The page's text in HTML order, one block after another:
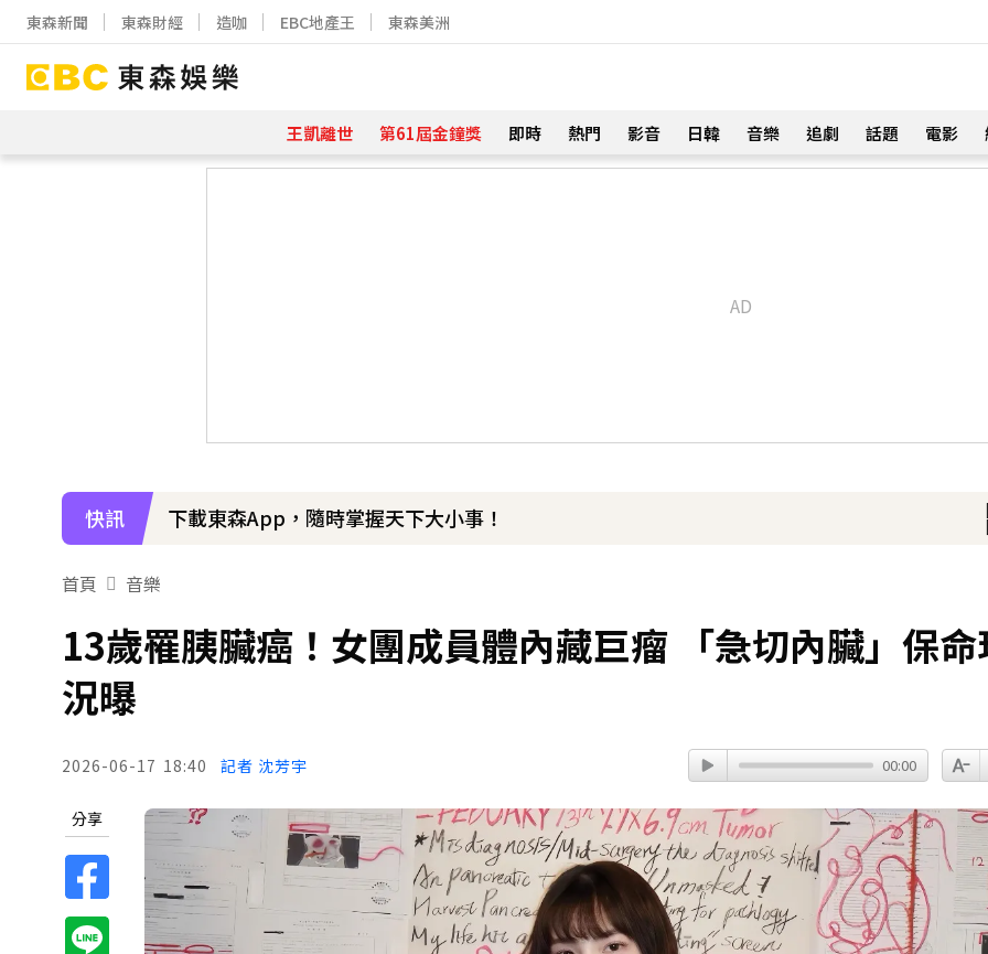
東森新聞 東森財經 造咖 EBC地產王 東森美洲
王凱離世 第61屆金鐘獎 即時 熱門 影音 日韓 音樂 追劇 話題 電影
快訊
97萬網紅「肥大叔」驟逝！2天前才開直播 最後身影曝光粉鼻酸
首頁 音樂
13歲罹胰臟癌！女團成員體內藏巨瘤 「急切內臟」保命
況曝
2026-06-17 18:40 記者 沈芳宇 00:00
分享